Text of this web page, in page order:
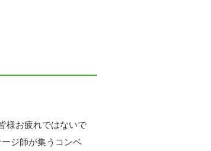
様お疲れではないで
ジ師が集うコンベ